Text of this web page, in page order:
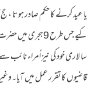
یا عید کرنے کا حکم صادر ہو تا
کیے جس طرح 9ہجری
سا لاری خود کی نیز اُمراء نائب
قاضیوں کا تقرر عمل میں